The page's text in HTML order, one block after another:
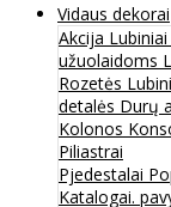
Vidaus dekorai
Akcija
užuolaidoms
Rozetės
detalės Durų
Kolonos
Piliastrai
Pjedestalai
Katalogai.